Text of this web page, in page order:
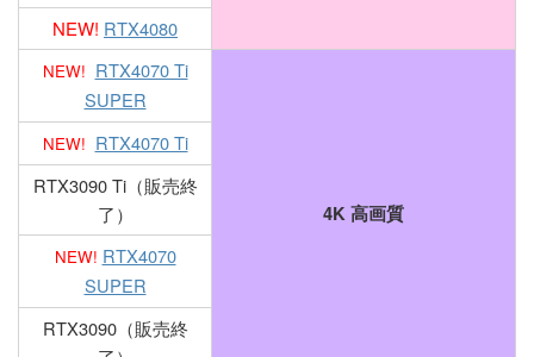
NEW! RTX4080
NEW! RTX4070 Ti
SUPER
4K 高画質
NEW! RTX4070 Ti
RTX3090 Ti（販売終
了）
NEW! RTX4070
SUPER
RTX3090（販売終